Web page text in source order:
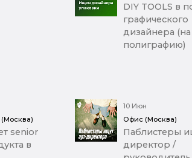
DIY TOOLS в
графического
дизайнера (на
полиграфию)
senior
в
10 Июн
Офис (Москва)
Паблистеры
директор /